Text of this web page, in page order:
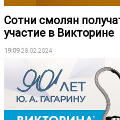
Сотни смолян
участие в Викторине
19:0928.02.2024